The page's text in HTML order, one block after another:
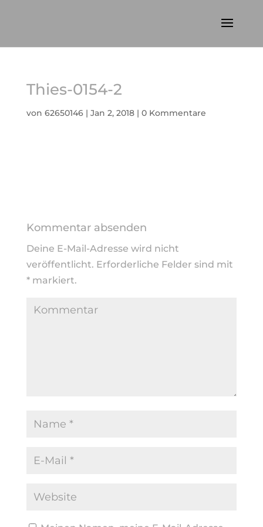
Thies-0154-2
von 62650146| Jan 2, 2018| 0 Kommentare
Kommentar absenden
Deine E-Mail-Adresse wird nicht
veröffentlicht. Erforderliche Felder sind mit
*markiert.